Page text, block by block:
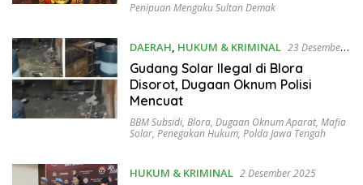
Penipuan Mengaku Sultan Demak
DAERAH, HUKUM & KRIMINAL 23 Desember
2025
Gudang Solar Ilegal di Blora
Disorot, Dugaan Oknum Polisi
Mencuat
BBM Subsidi, Blora, Dugaan Oknum Aparat, Mafia
Solar, Penegakan Hukum, Polda Jawa Tengah
HUKUM & KRIMINAL 2 Desember 2025